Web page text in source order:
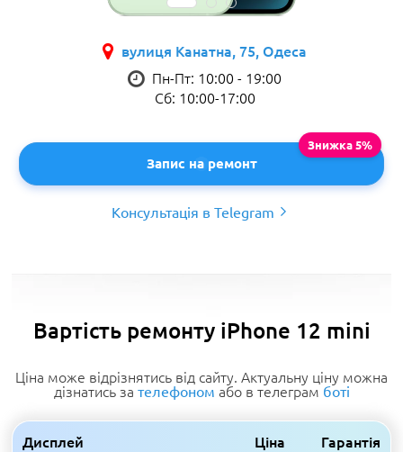
вулиця Канатна, 75, Одеса
Пн-Пт: 10:00 - 19:00
Сб: 10:00-17:00
Запис на ремонт
Консультація в Telegram
Вартість ремонту iPhone 12 mini
Ціна може відрізнятись від сайту. Актуальну ціну можна
дізнатись за телефоном або в телеграм боті
Дисплей Ціна Гарантія